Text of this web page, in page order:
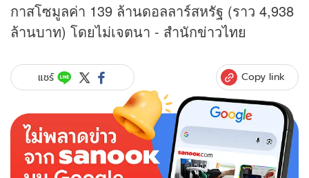
กาสโซมูลค่า 139 ล้านดอลลาร์สหรัฐ (ราว 4,938
ล้านบาท) โดยไม่เจตนา - สำนักข่าวไทย
แชร์ Copy link